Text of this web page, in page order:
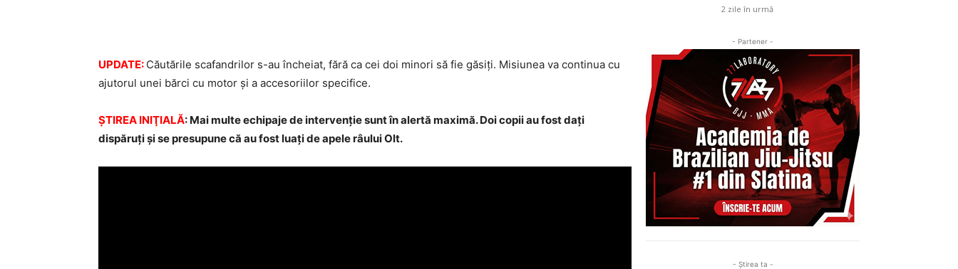
UPDATE: Căutările scafandrilor s-au încheiat, fără ca cei doi minori să fie găsiți. Misiunea va continua cu
ajutorul unei bărci cu motor și a accesoriilor specifice.
ŞTIREA INIŢIALĂ: Mai multe echipaje de intervenţie sunt în alertă maximă. Doi copii au fost daţi
dispăruţi şi se presupune că au fost luaţi de apele râului Olt.
2 zile în urmă
- Partener -
- Ştirea ta -